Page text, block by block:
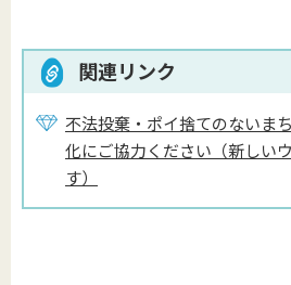
関連リンク
不法投棄・ポイ捨てのないま
化にご協力ください（新しい
す）